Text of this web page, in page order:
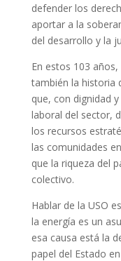
defender los
aportar a la
del desarrollo y la
En estos 103
también la historia
que, con dignidad
laboral del sector,
los recursos
las comunidades
que la riqueza del
colectivo.
Hablar de la USO
la energía es un
esa causa está la
papel del Estado